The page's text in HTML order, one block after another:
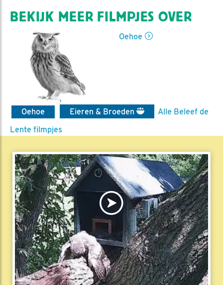
BEKIJK MEER FILMPJES OVER
Oehoe
Oehoe Eieren & Broeden
Alle Beleef de
Lente filmpjes